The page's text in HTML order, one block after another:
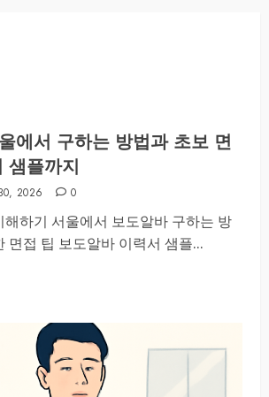
에서 구하는 방법과 초보 면
샘플까지
2026 0
해하기 서울에서 보도알바 구하는 방
면접 팁 보도알바 이력서 샘플...